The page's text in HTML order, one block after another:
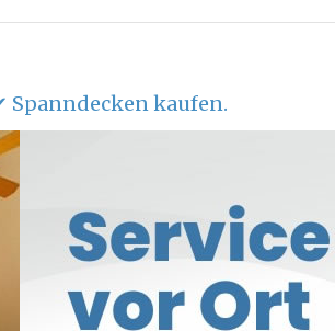
Spanndecken kaufen.